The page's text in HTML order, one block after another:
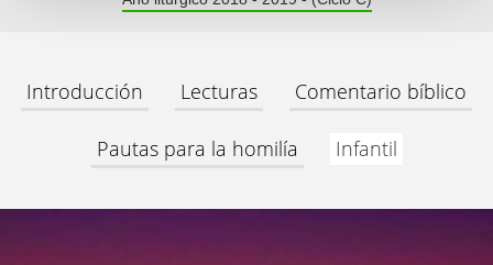
Introducción Lecturas Comentario bíblico
Pautas para la homilía Infantil